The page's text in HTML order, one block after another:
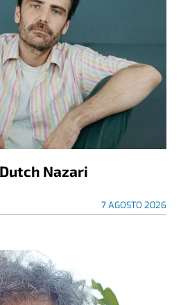
Nazari
7 AGOSTO 2026